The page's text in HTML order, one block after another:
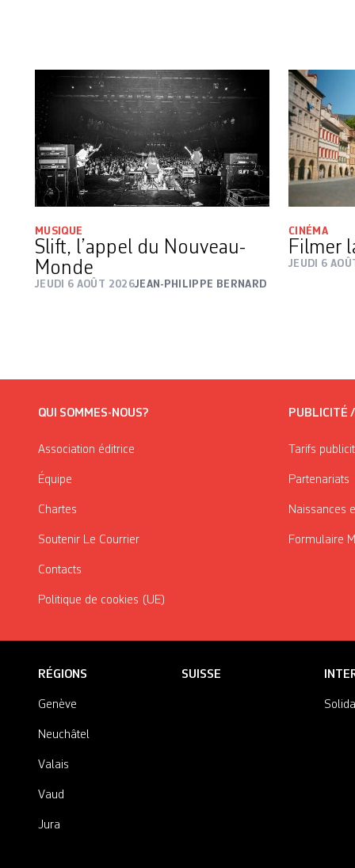
MUSIQUE
Slift, l’appel du Nouveau-
Monde
JEUDI 6 AOÛT 2026JEAN-PHILIPPE BERNARD
CINÉMA
Filmer
JEUDI 6
QUI SOMMES-NOUS?
Association éditrice
Équipe
Chartes
Soutenir Le Courrier
Contacts
Politique de cookies (UE)
PUBLICITÉ
Tarifs
Partenariats
Naissances
Formulaire
RÉGIONS
Genève
Neuchâtel
Valais
Vaud
Jura
SUISSE